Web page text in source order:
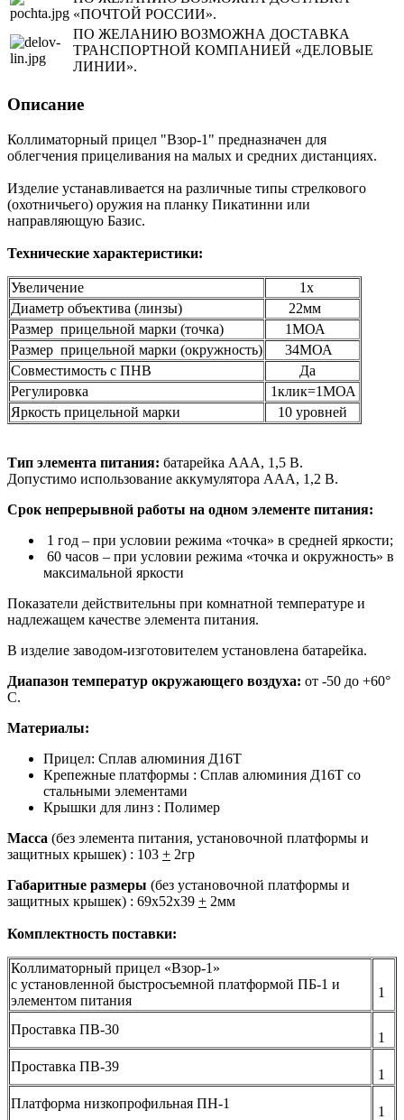
«ПОЧТОЙ РОССИИ».
ПО ЖЕЛАНИЮ ВОЗМОЖНА ДОСТАВКА
ТРАНСПОРТНОЙ КОМПАНИЕЙ «ДЕЛОВЫЕ
ЛИНИИ».
Описание
Коллиматорный прицел "Взор-1" предназначен для
облегчения прицеливания на малых и средних дистанциях.
Изделие устанавливается на различные типы стрелкового
(охотничьего) оружия на планку Пикатинни или
направляющую Базис.
Технические характеристики:
Увеличение
1х
Диаметр объектива (линзы)
22мм
Размер прицельной марки (точка)
1МОА
Размер прицельной марки (окружность)
34МОА
Совместимость с ПНВ
Да
Регулировка
1клик=1МОА
Яркость прицельной марки
10 уровней
Тип элемента питания: батарейка ААА, 1,5 В.
Допустимо использование аккумулятора ААА, 1,2 В.
Срок непрерывной работы на одном элементе питания:
1 год – при условии режима «точка» в средней яркости;
60 часов – при условии режима «точка и окружность» в
максимальной яркости
Показатели действительны при комнатной температуре и
надлежащем качестве элемента питания.
В изделие заводом-изготовителем установлена батарейка.
Диапазон температур окружающего воздуха: от -50 до +60°
С.
Материалы:
Прицел: Сплав алюминия Д16Т
Крепежные платформы : Сплав алюминия Д16Т со
стальными элементами
Крышки для линз : Полимер
Масса (без элемента питания, установочной платформы и
защитных крышек) : 103 + 2гр
Габаритные размеры (без установочной платформы и
защитных крышек) : 69х52х39 + 2мм
Комплектность поставки:
Коллиматорный прицел «Взор-1»
с установленной быстросъемной платформой ПБ-1 и
элементом питания
1
Проставка ПВ-30
1
Проставка ПВ-39
1
Платформа низкопрофильная ПН-1
1